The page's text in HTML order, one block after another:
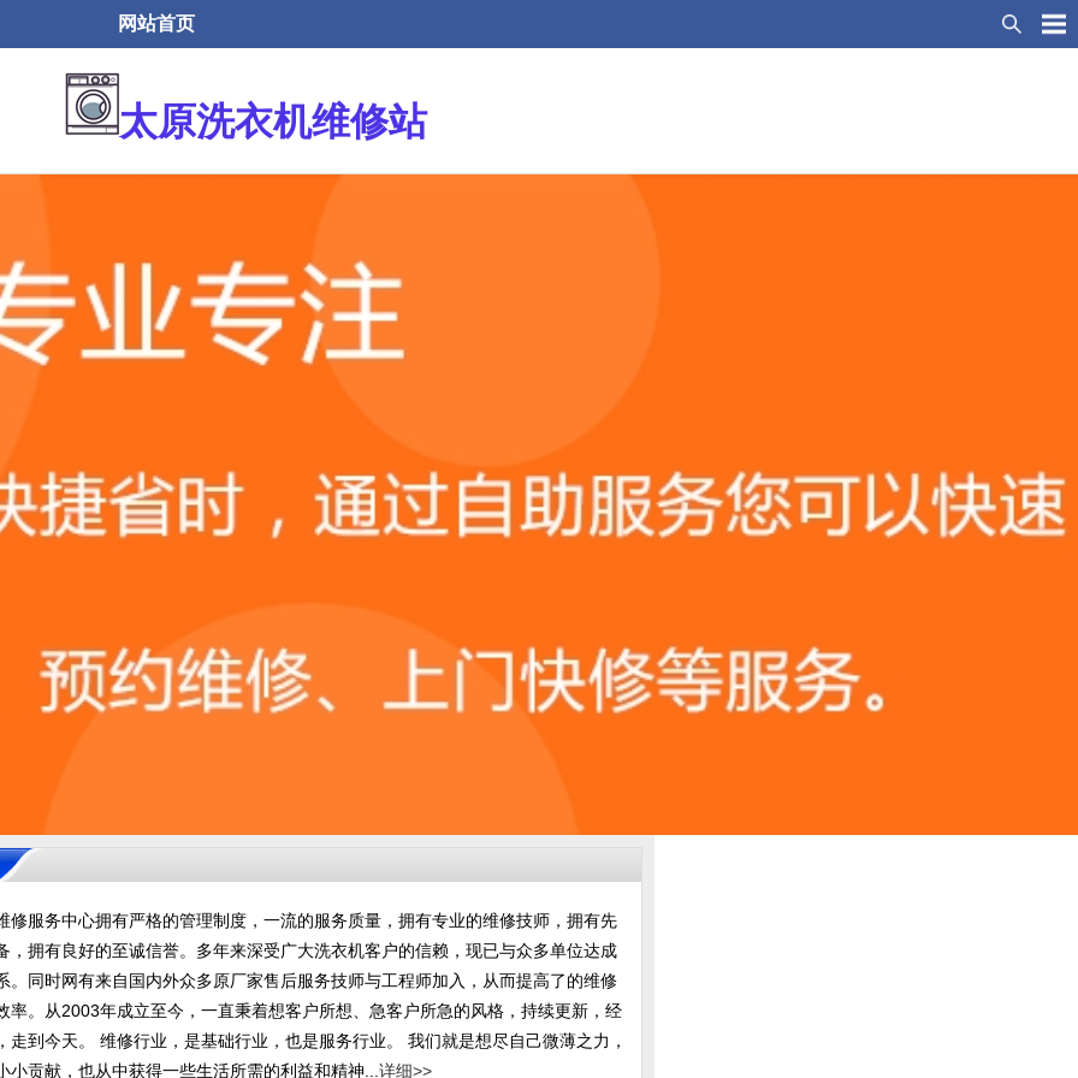
网站首页
太原洗衣机维修站
修服务中心拥有严格的管理制度，一流的服务质量，拥有专业的维修技师，拥有先
，拥有良好的至诚信誉。多年来深受广大洗衣机客户的信赖，现已与众多单位达成
。同时网有来自国内外众多原厂家售后服务技师与工程师加入，从而提高了的维修
率。从2003年成立至今，一直秉着想客户所想、急客户所急的风格，持续更新，经
走到今天。 维修行业，是基础行业，也是服务行业。 我们就是想尽自己微薄之力，
小贡献，也从中获得一些生活所需的利益和精神...详细>>